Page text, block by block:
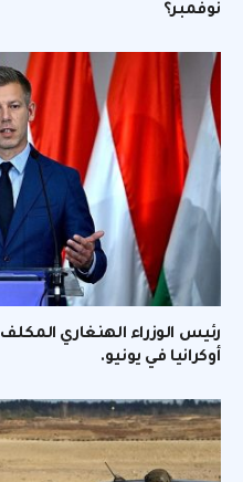
نوفمبر؟
رئيس الوزراء الهنغاري
أوكرانيا في يونيو.